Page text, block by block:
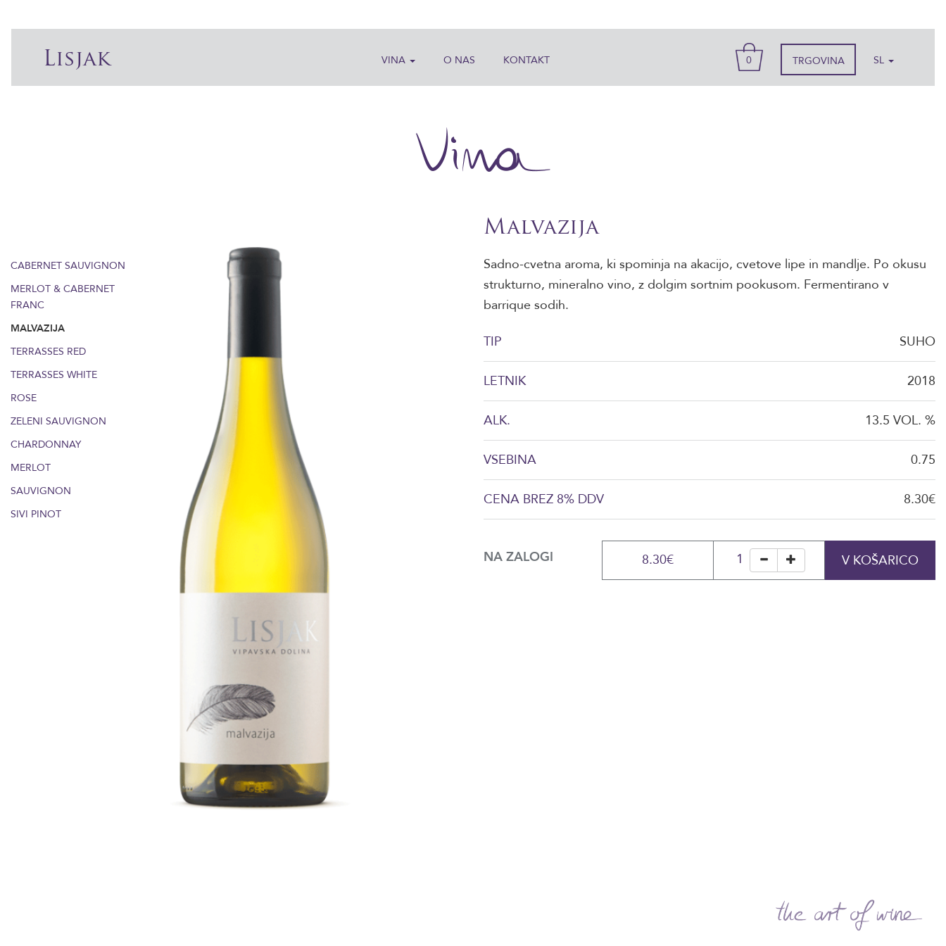
Lisjak VINA O NAS KONTAKT
KOŠARICA
0
TRGOVINA SL
Malvazija
CABERNET SAUVIGNON
MERLOT & CABERNET
FRANC
MALVAZIJA
TERRASSES RED
TERRASSES WHITE
ROSE
ZELENI SAUVIGNON
CHARDONNAY
MERLOT
SAUVIGNON
SIVI PINOT
Sadno-cvetna aroma, ki spominja na akacijo, cvetove lipe in mandlje. Po okusu
strukturno, mineralno vino, z dolgim sortnim pookusom. Fermentirano v
barrique sodih.
TIP SUHO
LETNIK 2018
ALK. 13.5 VOL. %
VSEBINA 0.75
CENA BREZ 8% DDV 8.30€
NA ZALOGI 8.30€ 1 minus plus V KOŠARICO